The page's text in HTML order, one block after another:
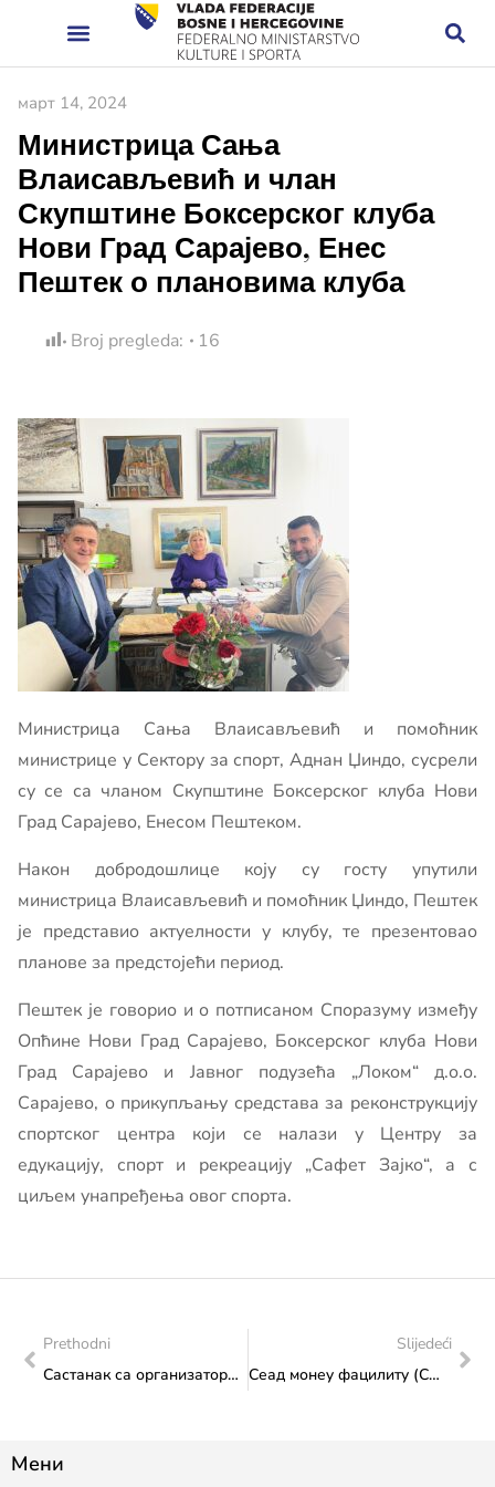
март 14, 2024
Министрица Сања
Влаисављевић и члан
Скупштине Боксерског клуба
Нови Град Сарајево, Енес
Пештек о плановима клуба
Broj pregleda: 16
Министрица Сања Влаисављевић и помоћник
министрице у Сектору за спорт, Аднан Џиндо, сусрели
су се са чланом Скупштине Боксерског клуба Нови
Град Сарајево, Енесом Пештеком.
Након добродошлице коју су госту упутили
министрица Влаисављевић и помоћник Џиндо, Пештек
је представио актуелности у клубу, те презентовао
планове за предстојећи период.
Пештек је говорио и о потписаном Споразуму између
Опћине Нови Град Сарајево, Боксерског клуба Нови
Град Сарајево и Јавног подузећа „Локом“ д.о.о.
Сарајево, о прикупљању средстава за реконструкцију
спортског центра који се налази у Центру за
едукацију, спорт и рекреацију „Сафет Зајко“, а с
циљем унапређења овог спорта.
Prethodni
Састанак са организаторима Фестивала севдалинке из Тузле
Slijedeći
Сеад монеy фацилитy (СМФ) позив за финанцирање у оквиру програма Стратегија Европске уније за Дунавску регију (ЕУСДР)
Мени